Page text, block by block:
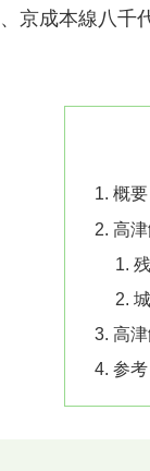
京成本線八
概要
高
高
参考